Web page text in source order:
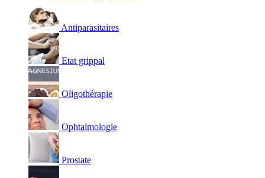
Antiparasitaires
Etat grippal
Oligothérapie
Ophtalmologie
Prostate